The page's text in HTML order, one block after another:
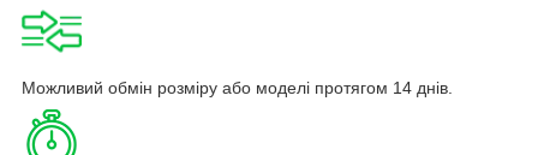
Можливий обмін розміру або моделі протягом 14 днів.